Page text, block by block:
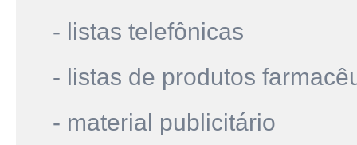
- listas telefônicas
- listas de produtos
- material publicitário